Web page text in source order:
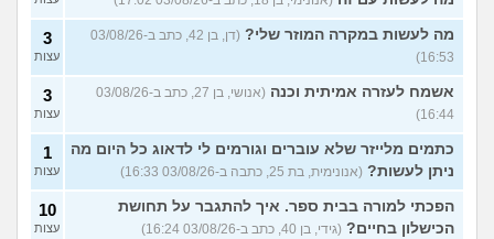
מה לעשות במקרה המוזר שלי?
(דן, בן 42, כתב ב-03/08/26
16:53)
3
עצות
אשמח לעזרה אמיתית וכנה
(אנושי, בן 27, כתב ב-03/08/26
16:44)
3
עצות
כתמים מלייזר שלא עוברים וגורמים לי לדאוג כל היום מה
ניתן לעשות? (אנונימית, בת 25, כתבה ב-03/08/26 16:33)
1
עצות
הפכתי למורה בבית ספר. איך להתגבר על תחושת
הכישלון בחיים? (גידי, בן 40, כתב ב-03/08/26 16:24)
10
עצות